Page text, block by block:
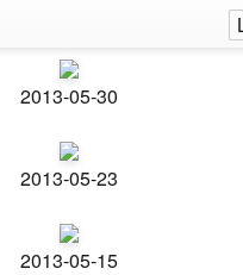
2013-05-30
2013-05-23
2013-05-15